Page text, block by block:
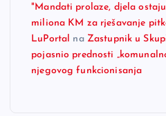
"Mandati prolaze, djela
miliona KM za rješavanje
LuPortal na Zastupnik u
pojasnio prednosti
njegovog funkcionisanja